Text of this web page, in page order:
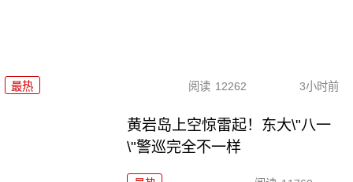
最热 阅读 12262 3小时前
黄岩岛上空惊雷起！东大\"八一
\"警巡完全不一样